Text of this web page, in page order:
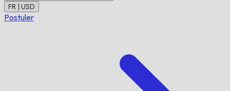
FR | USD
Postuler